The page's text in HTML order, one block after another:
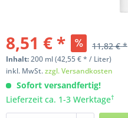
8,51 € * 11,82 € *
Inhalt:200 ml(42,55 € * / Liter)
inkl. MwSt.zzgl. Versandkosten
Sofort versandfertig!
Lieferzeit ca. 1-3 Werktage†